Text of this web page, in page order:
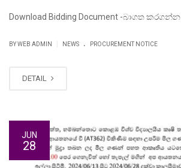
Download Bidding Document -බාගත කරගන්න
BY WEB ADMIN NEWS . PROCUREMENT NOTICE
DETAIL
JUN
28